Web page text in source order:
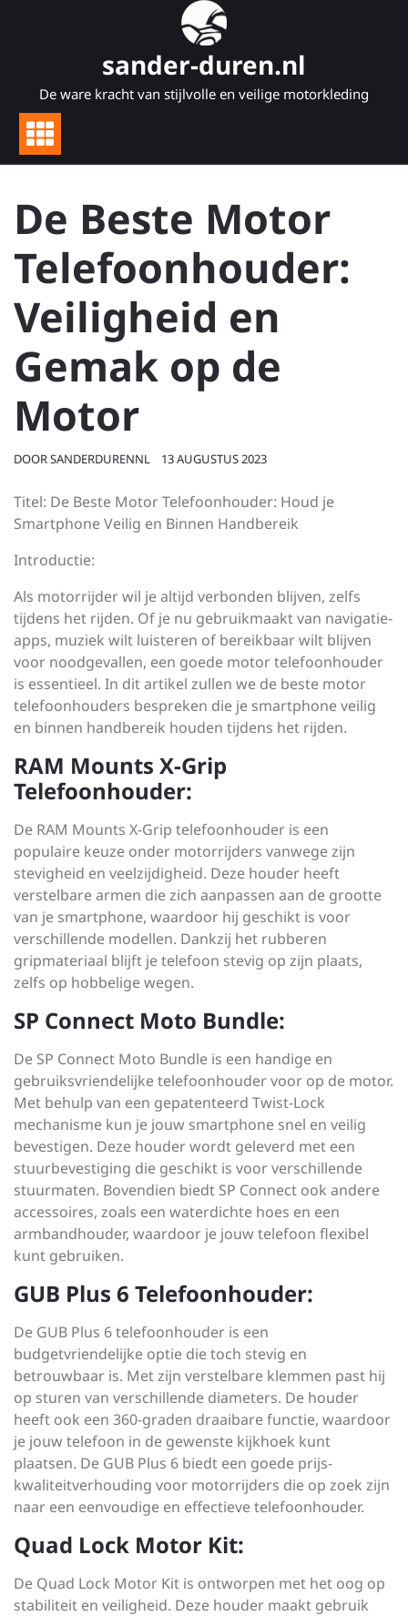
sander-duren.nl
De ware kracht van stijlvolle en veilige motorkleding
De Beste Motor
Telefoonhouder:
Veiligheid en
Gemak op de
Motor
DOORSANDERDURENNL 13 AUGUSTUS 2023
Titel: De Beste Motor Telefoonhouder: Houd je
Smartphone Veilig en Binnen Handbereik
Introductie:
Als motorrijder wil je altijd verbonden blijven, zelfs
tijdens het rijden. Of je nu gebruikmaakt van navigatie-
apps, muziek wilt luisteren of bereikbaar wilt blijven
voor noodgevallen, een goede motor telefoonhouder
is essentieel. In dit artikel zullen we de beste motor
telefoonhouders bespreken die je smartphone veilig
en binnen handbereik houden tijdens het rijden.
RAM Mounts X-Grip
Telefoonhouder:
De RAM Mounts X-Grip telefoonhouder is een
populaire keuze onder motorrijders vanwege zijn
stevigheid en veelzijdigheid. Deze houder heeft
verstelbare armen die zich aanpassen aan de grootte
van je smartphone, waardoor hij geschikt is voor
verschillende modellen. Dankzij het rubberen
gripmateriaal blijft je telefoon stevig op zijn plaats,
zelfs op hobbelige wegen.
SP Connect Moto Bundle:
De SP Connect Moto Bundle is een handige en
gebruiksvriendelijke telefoonhouder voor op de motor.
Met behulp van een gepatenteerd Twist-Lock
mechanisme kun je jouw smartphone snel en veilig
bevestigen. Deze houder wordt geleverd met een
stuurbevestiging die geschikt is voor verschillende
stuurmaten. Bovendien biedt SP Connect ook andere
accessoires, zoals een waterdichte hoes en een
armbandhouder, waardoor je jouw telefoon flexibel
kunt gebruiken.
GUB Plus 6 Telefoonhouder:
De GUB Plus 6 telefoonhouder is een
budgetvriendelijke optie die toch stevig en
betrouwbaar is. Met zijn verstelbare klemmen past hij
op sturen van verschillende diameters. De houder
heeft ook een 360-graden draaibare functie, waardoor
je jouw telefoon in de gewenste kijkhoek kunt
plaatsen. De GUB Plus 6 biedt een goede prijs-
kwaliteitverhouding voor motorrijders die op zoek zijn
naar een eenvoudige en effectieve telefoonhouder.
Quad Lock Motor Kit:
De Quad Lock Motor Kit is ontworpen met het oog op
stabiliteit en veiligheid. Deze houder maakt gebruik